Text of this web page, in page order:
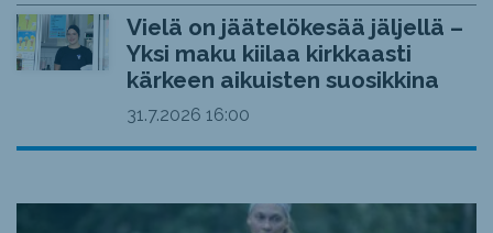
Vielä on jäätelökesää jäljellä –
Yksi maku kiilaa kirkkaasti
kärkeen aikuisten suosikkina
31.7.2026 16:00